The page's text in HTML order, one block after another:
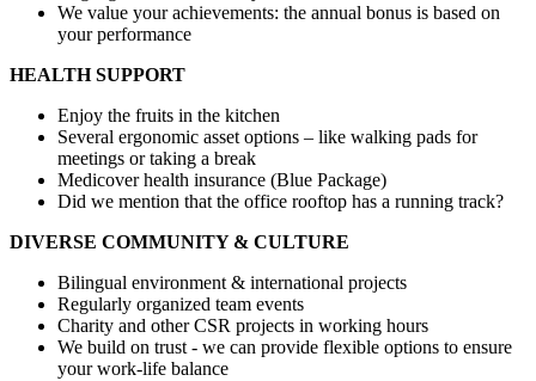
We value your achievements: the annual bonus is based on
your performance
HEALTH SUPPORT
Enjoy the fruits in the kitchen
Several ergonomic asset options – like walking pads for
meetings or taking a break
Medicover health insurance (Blue Package)
Did we mention that the office rooftop has a running track?
DIVERSE COMMUNITY & CULTURE
Bilingual environment & international projects
Regularly organized team events
Charity and other CSR projects in working hours
We build on trust - we can provide flexible options to ensure
your work-life balance